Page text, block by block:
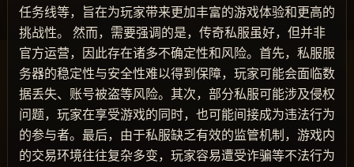
任务线等，旨在为玩家带来更加丰富的游戏体验和更高的
挑战性。 然而，需要强调的是，传奇私服虽好，但并非
官方运营，因此存在诸多不确定性和风险。首先，私服服
务器的稳定性与安全性难以得到保障，玩家可能会面临数
据丢失、账号被盗等风险。其次，部分私服可能涉及侵权
问题，玩家在享受游戏的同时，也可能间接成为违法行为
的参与者。最后，由于私服缺乏有效的监管机制，游戏内
的交易环境往往复杂多变，玩家容易遭受诈骗等不法行为